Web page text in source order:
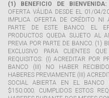
(1) BENEFICIO DE BIENVENIDA:
OFERTA VÁLIDA DESDE EL 01/04/
IMPLICA OFERTA DE CRÉDITO NI
PARTE DE ESTE BANCO. EL
PRODUCTOS QUEDA SUJETO AL
PREVIA POR PARTE DE BANCO. (1)
EXCLUSIVO PARA CLIENTES
REQUISITOS: (I) ACREDITAR POR
BANCO (III) NO HABER
HABERES PREVIAMENTE (III)
SOCIAL ABIERTA EN EL
$150.000. CUMPLIDOS ESTOS